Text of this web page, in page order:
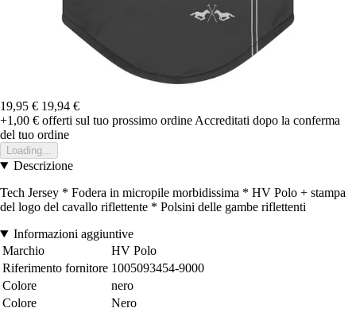
19,95 € 19,94 €
+1,00 € offerti sul tuo prossimo ordine Accreditati dopo la conferma
del tuo ordine
Loading...
Descrizione
Tech Jersey * Fodera in micropile morbidissima * HV Polo + stampa
del logo del cavallo riflettente * Polsini delle gambe riflettenti
Informazioni aggiuntive
Marchio
HV Polo
Riferimento fornitore 1005093454-9000
Colore
nero
Colore
Nero